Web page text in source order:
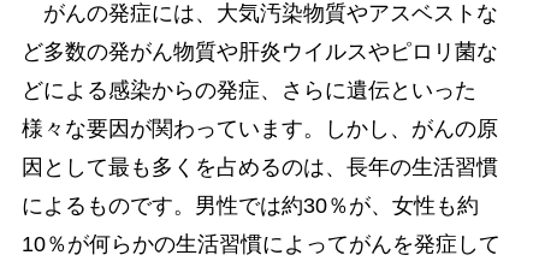
がんの発症には、大気汚染物質やアスベストな
ど多数の発がん物質や肝炎ウイルスやピロリ菌な
どによる感染からの発症、さらに遺伝といった
様々な要因が関わっています。しかし、がんの原
因として最も多くを占めるのは、長年の生活習慣
によるものです。男性では約30％が、女性も約
10％が何らかの生活習慣によってがんを発症して